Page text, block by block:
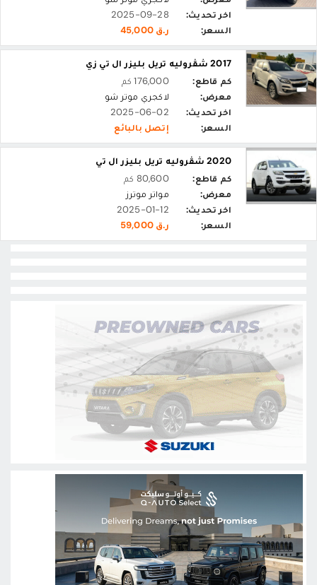
اخر تحديث:
2025-09-28
السعر:
ر.ق 45,000
2017 شڤروليه تريل بليزر ال تي زي
كم قاطع:
176,000 كم
معرض:
لاكجري موتر شو
اخر تحديث:
2025-06-02
السعر:
إتصل بالبائع
2020 شڤروليه تريل بليزر ال تي
كم قاطع:
80,600 كم
معرض:
مواتر موترز
اخر تحديث:
2025-01-12
السعر:
ر.ق 59,000